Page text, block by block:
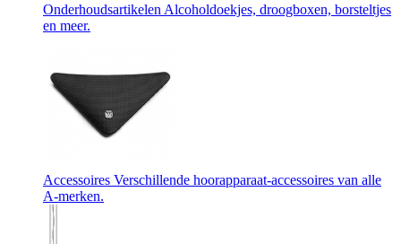
Onderhoudsartikelen Alcoholdoekjes, droogboxen, borsteltjes
en meer.
Accessoires Verschillende hoorapparaat-accessoires van alle
A-merken.